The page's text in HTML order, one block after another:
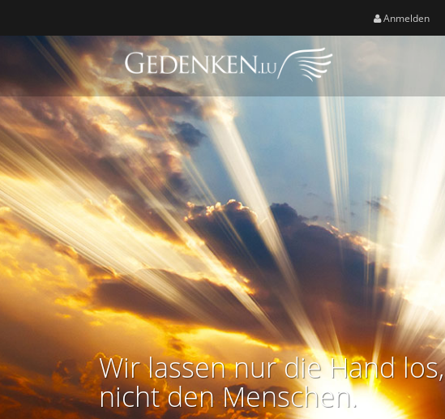
Anmelden
Wir lassen nur die Hand los,
nicht den Menschen.